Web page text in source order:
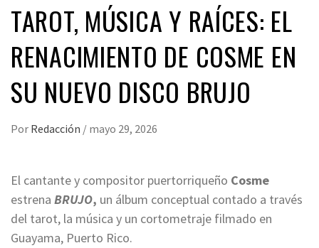
TAROT, MÚSICA Y RAÍCES: EL
RENACIMIENTO DE COSME EN
SU NUEVO DISCO BRUJO
Por Redacción / mayo 29, 2026
El cantante y compositor puertorriqueño Cosme
estrena BRUJO, un álbum conceptual contado a través
del tarot, la música y un cortometraje filmado en
Guayama, Puerto Rico.